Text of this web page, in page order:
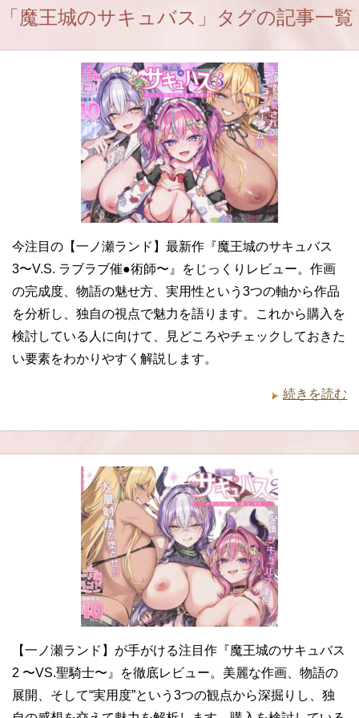
「魔王城のサキュバス」タグの記事一覧
今注目の【一ノ瀬ランド】最新作『魔王城のサキュバス
3〜V.S. ラブラブ催●術師〜』をじっくりレビュー。作画
の完成度、物語の魅せ方、実用性という3つの軸から作品
を分析し、独自の視点で魅力を語ります。これから購入を
検討している人に向けて、見どころやチェックしておきた
い要素をわかりやすく解説します。
続きを読む
【一ノ瀬ランド】が手がける注目作『魔王城のサキュバス
2 〜VS.聖騎士〜』を徹底レビュー。美麗な作画、物語の
展開、そして“実用度”という3つの観点から深掘りし、独